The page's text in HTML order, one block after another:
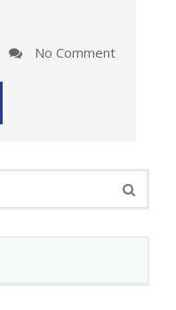
No Comment